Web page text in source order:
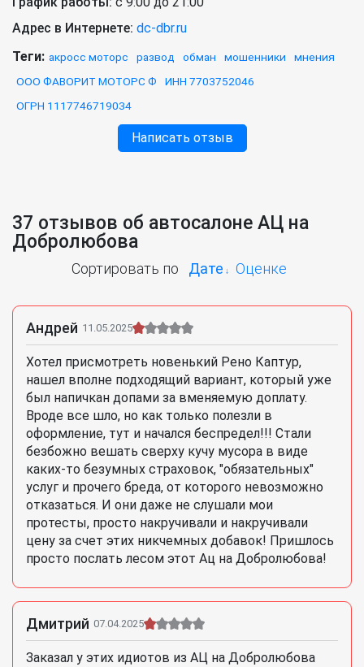
Адрес в Интернете: dc-dbr.ru
Теги: акросс моторс развод обман мошенники
мнения
ООО ФАВОРИТ МОТОРС Ф
ИНН 7703752046
ОГРН 1117746719034
Написать отзыв
37 отзывов об автосалоне АЦ на
Добролюбова
Сортировать по Дате Оценке
Андрей 11.05.2025
Хотел присмотреть новенький Рено Каптур,
нашел вполне подходящий вариант, который уже
был напичкан допами за вменяемую доплату.
Вроде все шло, но как только полезли в
оформление, тут и начался беспредел!!! Стали
безбожно вешать сверху кучу мусора в виде
каких-то безумных страховок, "обязательных"
услуг и прочего бреда, от которого невозможно
отказаться. И они даже не слушали мои
протесты, просто накручивали и накручивали
цену за счет этих никчемных добавок! Пришлось
просто послать лесом этот Ац на Добролюбова!
Дмитрий 07.04.2025
Заказал у этих идиотов из АЦ на Добролюбова